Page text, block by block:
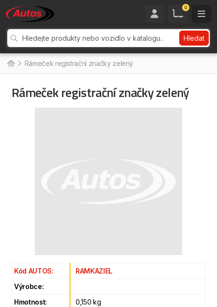
0
Hledat
Rámeček registrační značky zelený
Rámeček registrační značky zelený
Kód AUTOS:
RAMKAZIEL
Výrobce:
Hmotnost:
0,150 kg